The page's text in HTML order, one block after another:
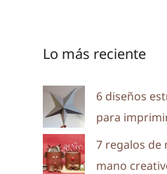
Lo más reciente
6 diseños
para
7 regalos de
mano